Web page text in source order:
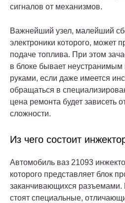
сигналов от механизмов.
Важнейший узел, малейший
электроники которого, может
подаче топлива. При этом
в блоке бывает
руками, если даже имеется
обращаться в
цена ремонта будет зависеть
сложности.
Из чего состоит
Автомобиль ваз 21093
которого представляет блок
заканчивающихся разъемами.
стоят специальные,